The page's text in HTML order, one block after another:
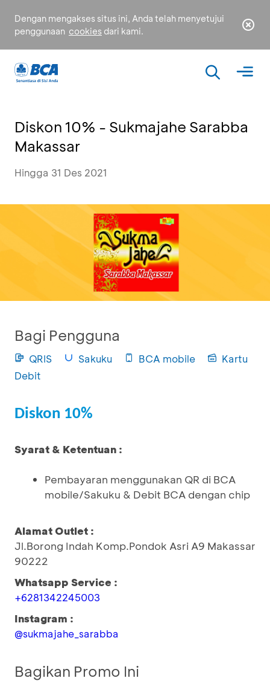
Dengan mengakses situs ini, Anda telah menyetujui
penggunaan cookies dari kami.
Diskon 10% - Sukmajahe Sarabba
Makassar
Hingga 31 Des 2021
Bagi Pengguna
QRIS Sakuku BCA mobile
Kartu
Debit
Diskon 10%
Syarat & Ketentuan :
Pembayaran menggunakan QR di BCA
mobile/Sakuku & Debit BCA dengan chip
Alamat Outlet :
Jl.Borong Indah Komp.Pondok Asri A9 Makassar
90222
Whatsapp Service :
+6281342245003
Instagram :
@sukmajahe_sarabba
Bagikan Promo Ini